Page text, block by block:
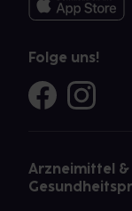
Folge uns!
Arzneimittel &